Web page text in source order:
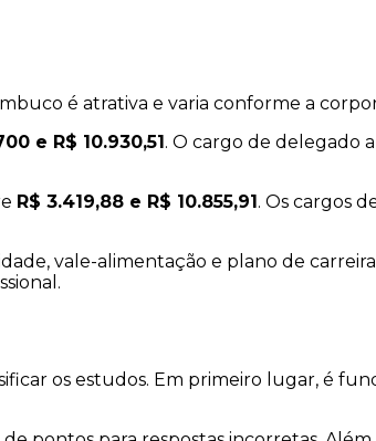
é atrativa e varia conforme a
e R$ 10.930,51 . O cargo de delegado
R$ 3.419,88 e R$ 10.855,91 . Os cargos
vale-alimentação e plano de
os estudos. Em primeiro lugar, é